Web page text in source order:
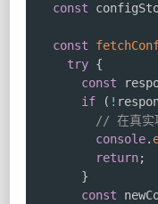
const
const
try {
const
if
( !
// 在真实
console.
return;
}
const